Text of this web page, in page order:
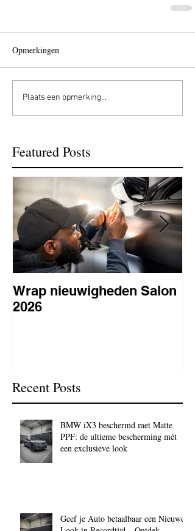
Opmerkingen
Plaats een opmerking...
Featured Posts
Wrap nieuwigheden Salon
2026
Recent Posts
BMW iX3 beschermd met Matte
PPF: de ultieme bescherming mét
een exclusieve look
Geef je Auto betaalbaar een Nieuwe